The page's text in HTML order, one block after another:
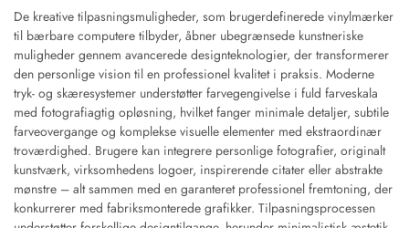
De kreative tilpasningsmuligheder, som brugerdefinerede vinylmærker
til bærbare computere tilbyder, åbner ubegrænsede kunstneriske
muligheder gennem avancerede designteknologier, der transformerer
den personlige vision til en professionel kvalitet i praksis. Moderne
tryk- og skæresystemer understøtter farvegengivelse i fuld farveskala
med fotografiagtig opløsning, hvilket fanger minimale detaljer, subtile
farveovergange og komplekse visuelle elementer med ekstraordinær
troværdighed. Brugere kan integrere personlige fotografier, originalt
kunstværk, virksomhedens logoer, inspirerende citater eller abstrakte
mønstre – alt sammen med en garanteret professionel fremtoning, der
konkurrerer med fabriksmonterede grafikker. Tilpasningsprocessen